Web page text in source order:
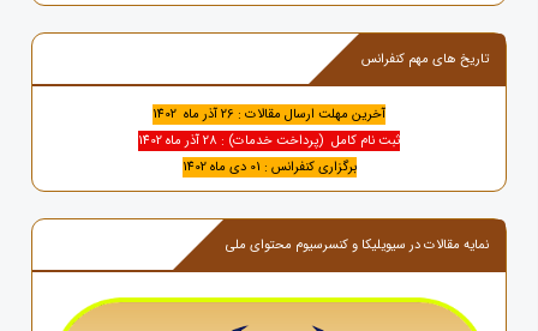
تاریخ های مهم کنفرانس
آخرین مهلت ارسال مقالات : 26 آذر ماه 1402
ثبت نام کامل (پرداخت خدمات) : 28 آذر ماه 1402
برگزاری کنفرانس : 01 دی ماه 1402
نمایه مقالات در سیویلیکا و کنسرسیوم محتوای ملی